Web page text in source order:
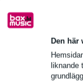
Den här
liknande
fri leverans
Över 48 000
1 250 ledande